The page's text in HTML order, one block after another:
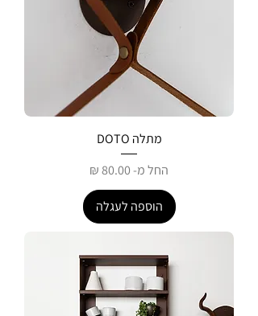
מתלה DOTO
החל מ-
מחיר מבצע
הוספה לעגלה